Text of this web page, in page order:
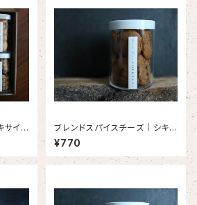
サイサ
ブレンドスパイスチーズ｜シキサ
イサブレ（1個）
¥770